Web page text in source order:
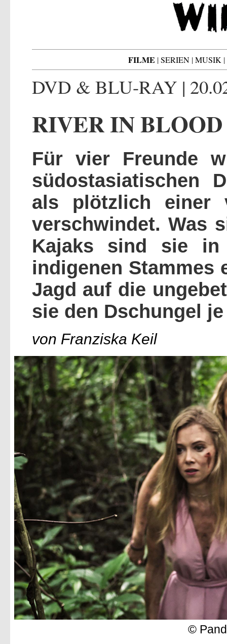
FILME |SERIEN |MUSIK |
DVD & BLU-RAY |
RIVER IN BLOOD
Für vier Freunde
südostasiatischen
als plötzlich einer
verschwindet. Was
Kajaks sind sie
indigenen Stammes
Jagd auf die
sie den Dschungel
von Franziska Keil
©